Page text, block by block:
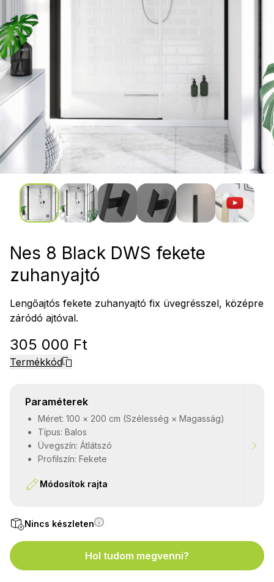
Nes 8 Black DWS fekete
zuhanyajtó
Lengőajtós fekete zuhanyajtó fix üvegrésszel, középre
záródó ajtóval.
305 000 Ft
Termékkód
Paraméterek
Méret: 100 × 200 cm (Szélesség × Magasság)
Típus: Balos
Üvegszín: Átlátszó
Profilszín: Fekete
Módosítok rajta
Nincs készleten
Hol tudom megvenni?